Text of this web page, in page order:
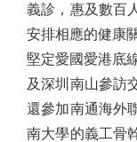
義診，惠及數百
安排相應的健康
堅定愛國愛港底
及深圳南山參訪
還參加南通海外
南大學的義工骨